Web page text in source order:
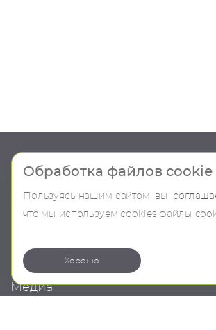
Шоу-рум
О компании В наличии
Медиа
Обработка файлов cookie
Пользуясь нашим сайтом, вы
что мы используем сookies файлы
Хорошо